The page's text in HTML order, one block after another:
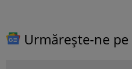
Urmărește-ne pe